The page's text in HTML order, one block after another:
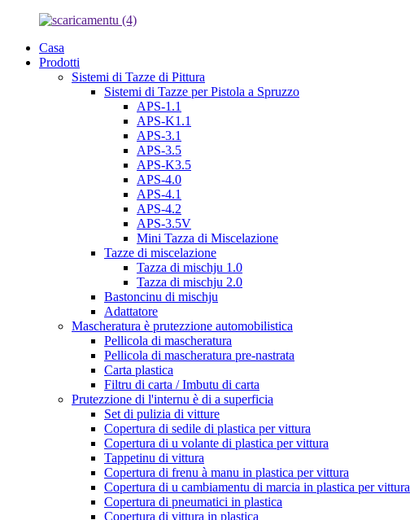
Casa
Prodotti
Sistemi di Tazze di Pittura
Sistemi di Tazze per Pistola a Spruzzo
APS-1.1
APS-K1.1
APS-3.1
APS-3.5
APS-K3.5
APS-4.0
APS-4.1
APS-4.2
APS-3.5V
Mini Tazza di Miscelazione
Tazze di miscelazione
Tazza di mischju 1.0
Tazza di mischju 2.0
Bastoncinu di mischju
Adattatore
Mascheratura è prutezzione automobilistica
Pellicola di mascheratura
Pellicola di mascheratura pre-nastrata
Carta plastica
Filtru di carta / Imbutu di carta
Prutezzione di l'internu è di a superficia
Set di pulizia di vitture
Copertura di sedile di plastica per vittura
Copertura di u volante di plastica per vittura
Tappetinu di vittura
Copertura di frenu à manu in plastica per vittura
Copertura di u cambiamentu di marcia in plastica per vittura
Copertura di pneumatici in plastica
Copertura di vittura in plastica